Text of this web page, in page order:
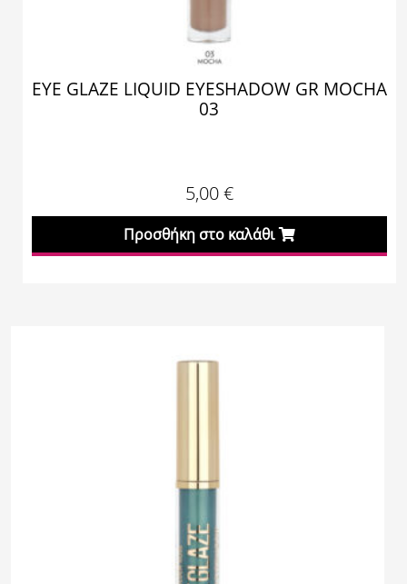
EYE GLAZE LIQUID EYESHADOW GR MOCHA
03
5,00€
Προσθήκη στο καλάθι